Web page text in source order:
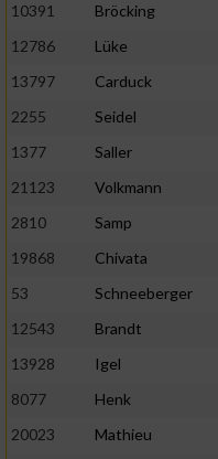
10391
Bröcking
12786
Lüke
13797
Carduck
2255
Seidel
1377
Saller
21123
Volkmann
2810
Samp
19868
Chivata
53
Schneeberger
12543
Brandt
13928
Igel
8077
Henk
20023
Mathieu